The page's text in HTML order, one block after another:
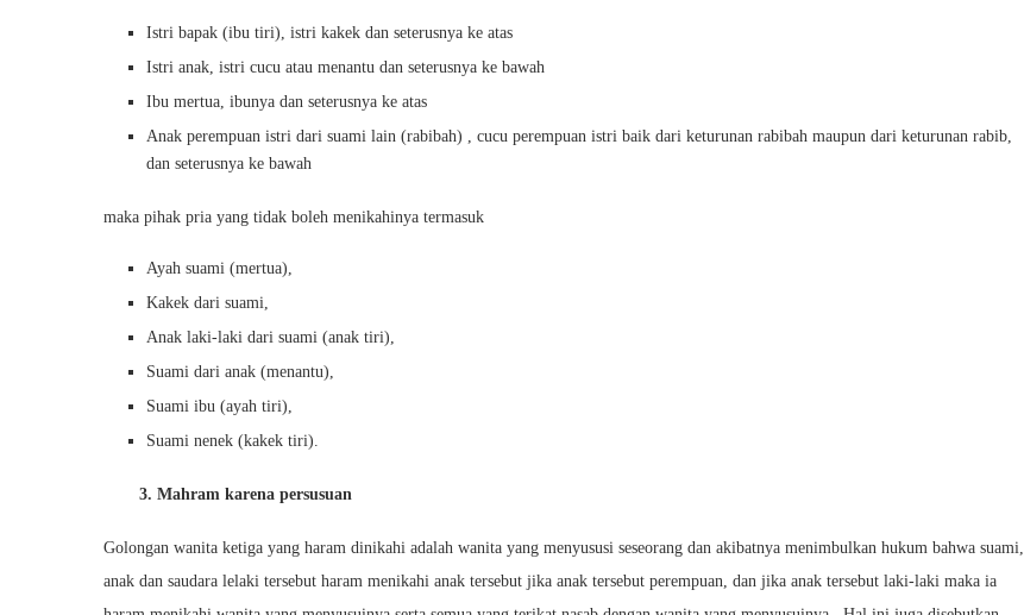
Istri bapak (ibu tiri), istri kakek dan seterusnya ke atas
Istri anak, istri cucu atau menantu dan seterusnya ke bawah
Ibu mertua, ibunya dan seterusnya ke atas
Anak perempuan istri dari suami lain (rabibah) , cucu perempuan istri baik dari keturunan rabibah maupun dari keturunan rabib,
dan seterusnya ke bawah
maka pihak pria yang tidak boleh menikahinya termasuk
Ayah suami (mertua),
Kakek dari suami,
Anak laki-laki dari suami (anak tiri),
Suami dari anak (menantu),
Suami ibu (ayah tiri),
Suami nenek (kakek tiri).
3. Mahram karena persusuan
Golongan wanita ketiga yang haram dinikahi adalah wanita yang menyususi seseorang dan akibatnya menimbulkan hukum bahwa suami,
anak dan saudara lelaki tersebut haram menikahi anak tersebut jika anak tersebut perempuan, dan jika anak tersebut laki-laki maka ia